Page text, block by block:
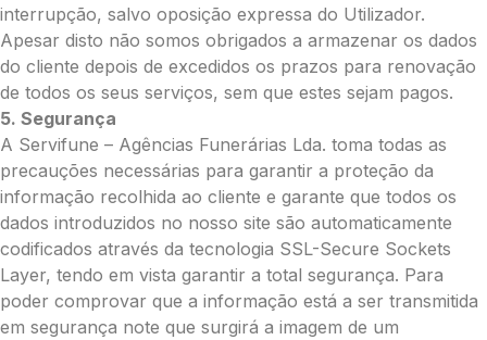
Total:
0.00
Enviar Flores
interrupção, salvo oposição expressa do Utilizador.
Apesar disto não somos obrigados a armazenar os dados
do cliente depois de excedidos os prazos para renovação
de todos os seus serviços, sem que estes sejam pagos.
5. Segurança
A Servifune – Agências Funerárias Lda. toma todas as
precauções necessárias para garantir a proteção da
informação recolhida ao cliente e garante que todos os
dados introduzidos no nosso site são automaticamente
codificados através da tecnologia SSL-Secure Sockets
Layer, tendo em vista garantir a total segurança. Para
poder comprovar que a informação está a ser transmitida
em segurança note que surgirá a imagem de um